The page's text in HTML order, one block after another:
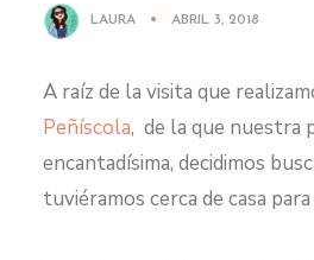
LAURA ABRIL 3, 2018
A raíz de la visita que
Peñíscola, de la que nuestra
encantadísima, decidimos
tuviéramos cerca de casa